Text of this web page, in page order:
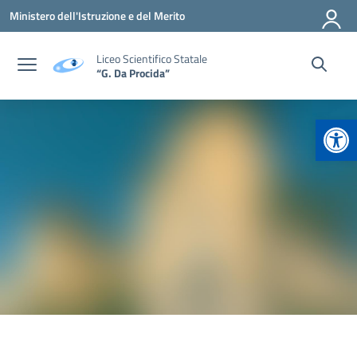
Vai ai contenuti
Vai al menu di navigazione
Vai al footer
Ministero dell'Istruzione e del Merito
Liceo Scientifico Statale
“G. Da Procida”